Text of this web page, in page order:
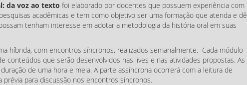
da voz ao texto foi elaborado por docentes que possuem experiência com
acadêmicas e tem como objetivo ser uma formação que atenda e dê
tenham interesse em adotar a metodologia da história oral em suas
híbrida, com encontros síncronos, realizados semanalmente. Cada módulo
conteúdos que serão desenvolvidos nas lives e nas atividades propostas. As
de uma hora e meia. A parte assíncrona ocorrerá com a leitura de
para discussão nos encontros síncronos.